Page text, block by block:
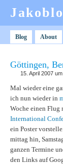
Blog About
Göttingen,
15. April 2007
Mal wieder eine
ich nun wieder in
Woche einen Flug
International
ein Poster
mittag hin,
ganzen Termine
den Links auf